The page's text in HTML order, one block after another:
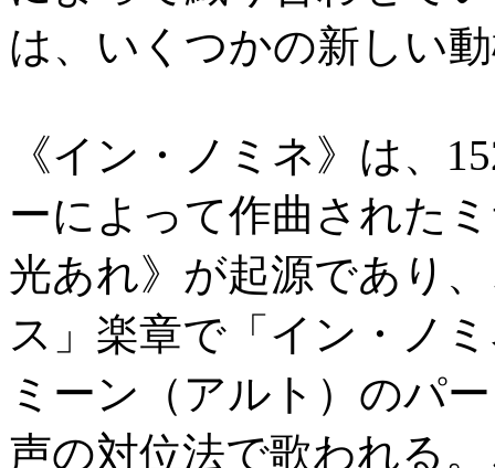
は、いくつかの新しい
《イン・ノミネ》は、
ーによって作曲された
光あれ》が起源であり
ス」楽章で「イン・ノ
ミーン（アルト）のパ
声の対位法で歌われる